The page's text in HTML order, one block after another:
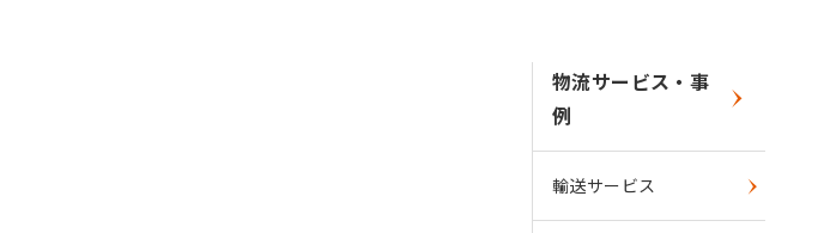
物流サービス・事
例
輸送サービス